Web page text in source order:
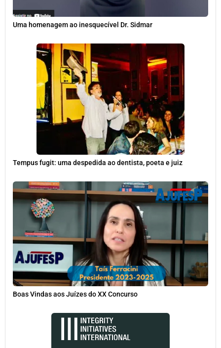
Uma homenagem ao inesquecível Dr. Sidmar
Tempus fugit: uma despedida ao dentista, poeta e juiz
Boas Vindas aos Juízes do XX Concurso